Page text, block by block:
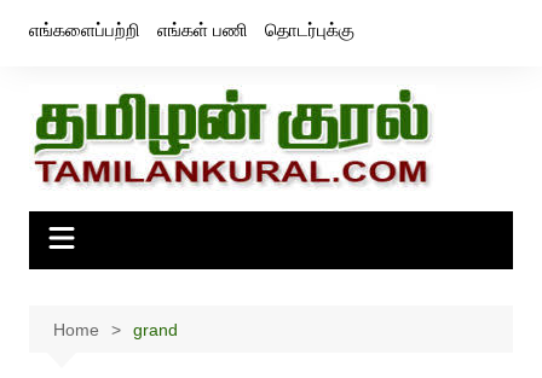
எங்களைப்பற்றி எங்கள் பணி தொடர்புக்கு
Home grand